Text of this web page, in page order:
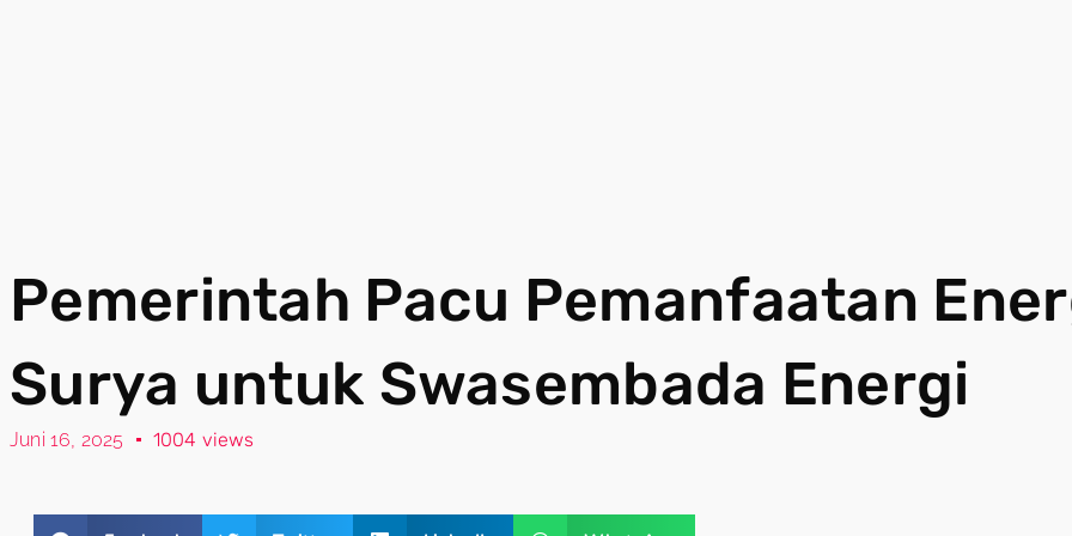
Pemerintah Pacu Pemanfaatan
Surya untuk Swasembada Energi
Juni 16, 2025 1004 views